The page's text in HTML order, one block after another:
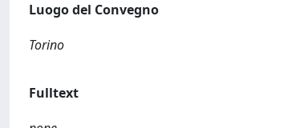
Luogo del Convegno
Torino
Fulltext